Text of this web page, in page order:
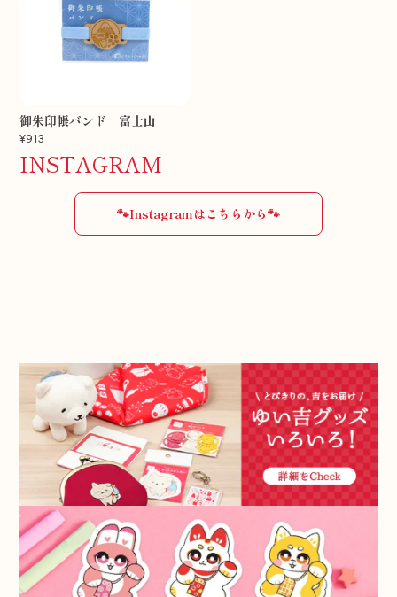
御朱印帳バンド 富士山
¥913
INSTAGRAM
🐾Instagramはこちらから🐾